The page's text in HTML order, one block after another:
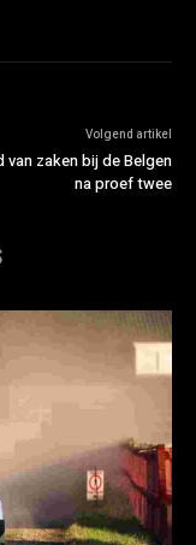
Volgend artikel
van zaken bij de Belgen
na proef twee